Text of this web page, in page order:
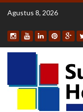
Skip
Agustus 8, 2026